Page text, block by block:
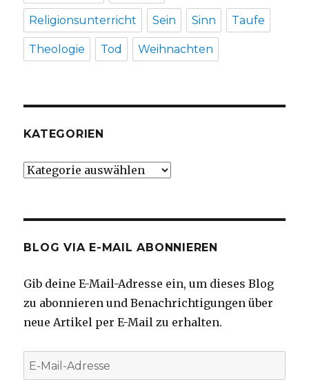
Religionsunterricht Sein Sinn Taufe
Theologie Tod Weihnachten
KATEGORIEN
Kategorien
BLOG VIA E-MAIL ABONNIEREN
Gib deine E-Mail-Adresse ein, um dieses Blog
zu abonnieren und Benachrichtigungen über
neue Artikel per E-Mail zu erhalten.
E-